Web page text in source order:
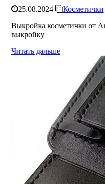
25.08.2024
Косметички
Выкройка косметички от
выкройку
Читать дальше